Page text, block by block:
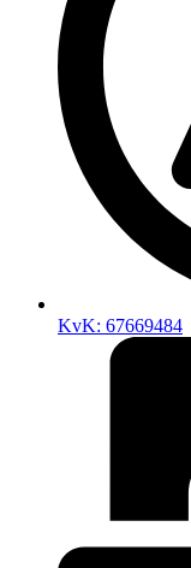
KvK: 67669484